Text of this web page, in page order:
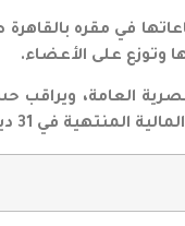
الداخلية تتم اجتماعاتها
وتوزع على الأعضاء.
العامة،
في 31 ديسمبر1977.